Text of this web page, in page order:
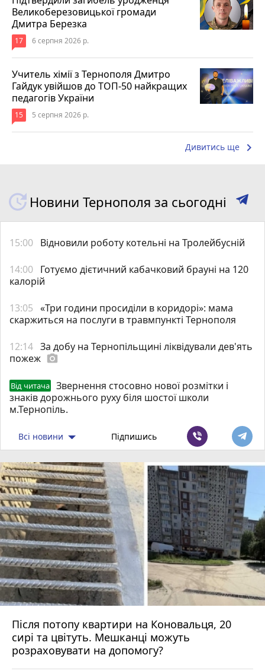
Великоберезовицької громади
Дмитра Березка
17 6 серпня 2026 р.
Учитель хімії з Тернополя Дмитро
Гайдук увійшов до ТОП-50 найкращих
педагогів України
15 5 серпня 2026 р.
Дивитись ще keyboard_arrow_right
Новини Тернополя за сьогодні
15:00 Відновили роботу котельні на Тролейбусній
14:00 Готуємо дієтичний кабачковий брауні на 120
калорій
13:05 «Три години просиділи в коридорі»: мама
скаржиться на послуги в травмпункті Тернополя
12:14 За добу на Тернопільщині ліквідували дев'ять
пожеж photo_camera
Від читача
Звернення стосовно нової розмітки і
знаків дорожнього руху біля шостої школи
м.Тернопіль.
Всі новини Підпишись
Після потопу квартири на Коновальця, 20
сирі та цвітуть. Мешканці можуть
розраховувати на допомогу?